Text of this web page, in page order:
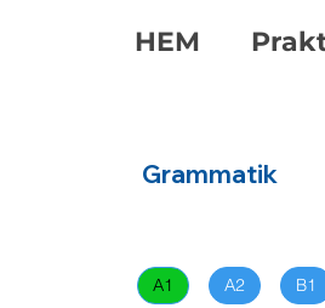
HEM
Grammatik
A1 A2 B1